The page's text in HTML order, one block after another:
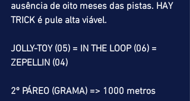
ausência de oito meses das pistas. HAY
TRICK é pule alta viável.
JOLLY-TOY (05) = IN THE LOOP (06) =
ZEPELLIN (04)
2º PÁREO (GRAMA) => 1000 metros